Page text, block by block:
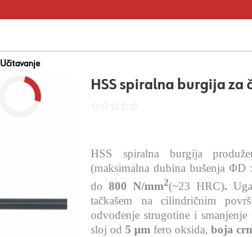
Učitavanje
HSS spiralna burgija
HSS spiralna burgija
(maksimalna dubina bušenja ΦD
do800 N/mm2(~23 HRC).
tačkašem na cilindričnim
odvođenje strugotine i smanjenje
sloj od5 µm fero oksida,boja